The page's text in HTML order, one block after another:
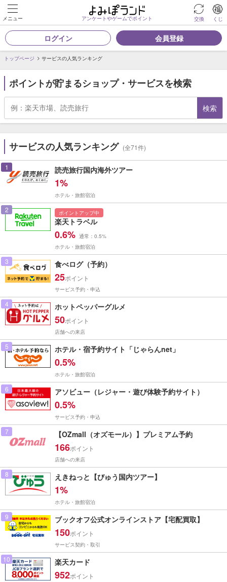
メニュー アンケートやゲームでポイント 交換 くじ
ログイン 会員登録
トップページ サービスの人気ランキング
ポイントが貯まるショップ・サービスを検索
検索
サービスの人気ランキング (全71件)
1 読売旅行国内海外ツアー
1%
ホテル・旅館宿泊
2 ポイントアップ中
楽天トラベル
0.6% 通常：0.5%
ホテル・旅館宿泊
3 食べログ（予約）
25ポイント
サービス予約・申込
4 ホットペッパーグルメ
50ポイント
店舗への来店
5 ホテル・宿予約サイト「じゃらんnet」
0.5%
ホテル・旅館宿泊
6 アソビュー（レジャー・遊び体験予約サイト）
0.5%
サービス予約・申込
7 【OZmall（オズモール）】プレミアム予約
166ポイント
店舗への来店
8 えきねっと【びゅう国内ツアー】
1%
ホテル・旅館宿泊
9 ブックオフ公式オンラインストア【宅配買取】
150ポイント
サービス契約・取引
10 楽天カード
952ポイント